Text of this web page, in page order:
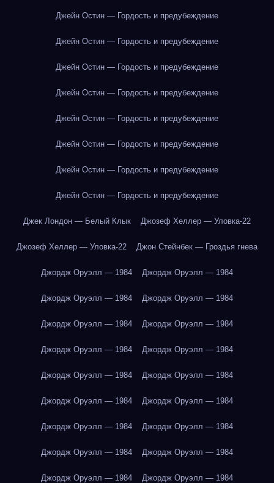
Джейн Остин — Гордость и предубеждение
Джейн Остин — Гордость и предубеждение
Джейн Остин — Гордость и предубеждение
Джейн Остин — Гордость и предубеждение
Джейн Остин — Гордость и предубеждение
Джейн Остин — Гордость и предубеждение
Джейн Остин — Гордость и предубеждение
Джейн Остин — Гордость и предубеждение
Джек Лондон — Белый Клык Джозеф Хеллер — Уловка-22
Джозеф Хеллер — Уловка-22 Джон Стейнбек — Гроздья гнева
Джордж Оруэлл — 1984 Джордж Оруэлл — 1984
Джордж Оруэлл — 1984 Джордж Оруэлл — 1984
Джордж Оруэлл — 1984 Джордж Оруэлл — 1984
Джордж Оруэлл — 1984 Джордж Оруэлл — 1984
Джордж Оруэлл — 1984 Джордж Оруэлл — 1984
Джордж Оруэлл — 1984 Джордж Оруэлл — 1984
Джордж Оруэлл — 1984 Джордж Оруэлл — 1984
Джордж Оруэлл — 1984 Джордж Оруэлл — 1984
Джордж Оруэлл — 1984 Джордж Оруэлл — 1984